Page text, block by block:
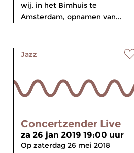
wij, in het Bimhuis te
Amsterdam, opnamen van...
Jazz
Concertzender Live
za 26 jan 2019 19:00 uur
Op zaterdag 26 mei 2018